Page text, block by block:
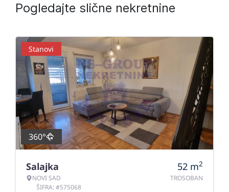
Pogledajte slične nekretnine
Stanovi
360°
Salajka
NOVI SAD
ŠIFRA: #575068
52 m2
TROSOBAN